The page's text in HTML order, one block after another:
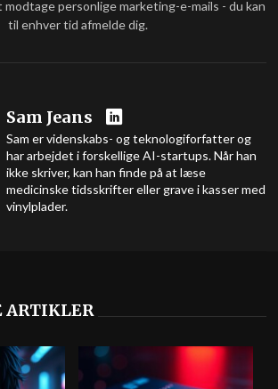
modtage personlige marketing-e-mails - du kan
til enhver tid afmelde dig.
Sam Jeans
Sam er videnskabs- og teknologiforfatter og
har arbejdet i forskellige AI-startups. Når han
ikke skriver, kan han finde på at læse
medicinske tidsskrifter eller grave i kasser med
vinylplader.
ARTIKLER